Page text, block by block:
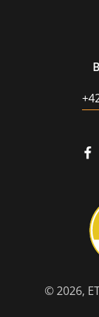
© 2026,